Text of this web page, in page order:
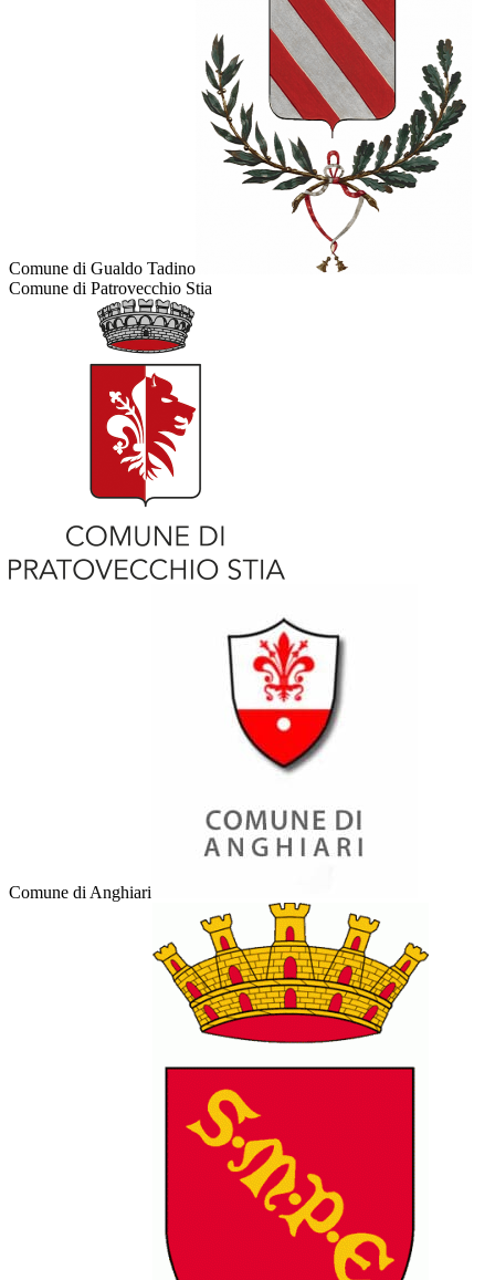
Comune di Gualdo Tadino
Comune di Patrovecchio Stia
Comune di Anghiari